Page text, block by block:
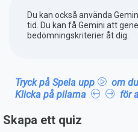
Du kan också använda
tid. Du kan få Gemini att
bedömningskriterier åt dig.
Tryck på Spela upp
om
Klicka på pilarna
för
Skapa ett quiz